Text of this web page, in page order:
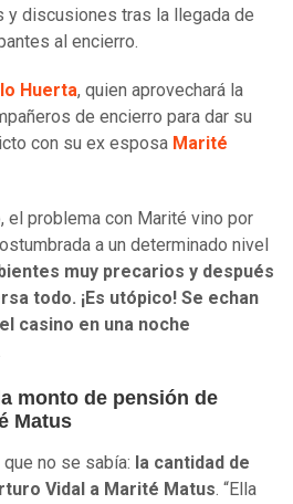
y discusiones tras la llegada de
al encierro.
Huerta, quien aprovechará la
de encierro para dar su
con su ex esposa Marité
el problema con Marité vino por
a un determinado nivel
muy precarios y después
todo. ¡Es utópico! Se echan
casino en una noche
monto de pensión de
Matus
no se sabía: la cantidad de
Vidal a Marité Matus. “Ella